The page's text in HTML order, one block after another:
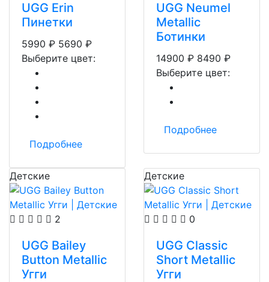
UGG Erin
Пинетки
5990 ₽ 5690 ₽
Выберите цвет:
Подробнее
UGG Neumel
Metallic
Ботинки
14900 ₽ 8490 ₽
Выберите цвет:
Подробнее
Детские
2
UGG Bailey
Button Metallic
Угги
Детские
0
UGG Classic
Short Metallic
Угги